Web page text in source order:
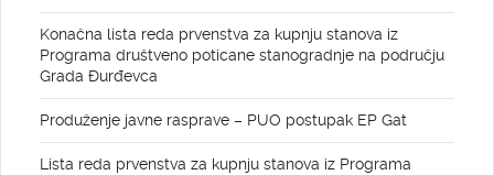
Konačna lista reda prvenstva za kupnju stanova iz
Programa društveno poticane stanogradnje na području
Grada Đurđevca
Produženje javne rasprave – PUO postupak EP Gat
Lista reda prvenstva za kupnju stanova iz Programa